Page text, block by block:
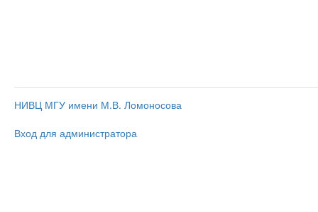
НИВЦ МГУ имени М.В. Ломоносова
Вход для администратора